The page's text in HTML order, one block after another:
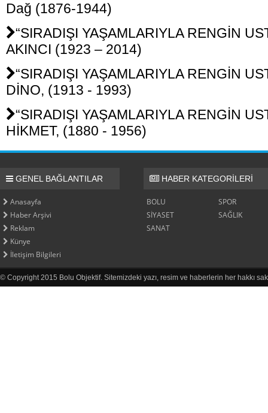
Dağ (1876-1944)
“SIRADIŞI YAŞAMLARIYLA RENGİN
AKINCI (1923 – 2014)
“SIRADIŞI YAŞAMLARIYLA RENGİN
DİNO, (1913 - 1993)
“SIRADIŞI YAŞAMLARIYLA RENGİN
HİKMET, (1880 - 1956)
GENEL BAĞLANTILAR
Anasayfa
Haber Arşivi
Reklam
Künye
İletişim Bilgileri
HABER KATEGORİLERİ
BOLU
SPOR
SİYASET
SAĞLIK
SANAT
© Copyright 2015 Bolu Objektif. Sitemizdeki yazı, resim ve haberlerin her hakkı